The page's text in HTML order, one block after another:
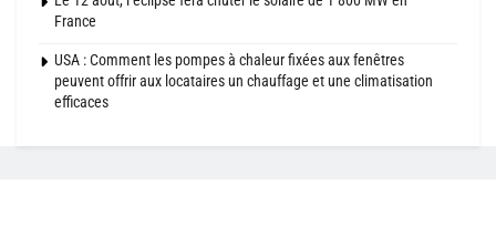
France
USA : Comment les pompes à chaleur fixées aux fenêtres
peuvent offrir aux locataires un chauffage et une climatisation
efficaces